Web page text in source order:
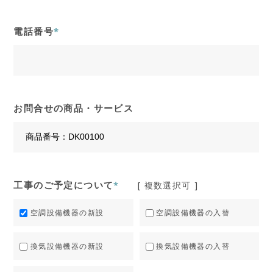
電話番号*
お問合せの商品・サービス
工事のご予定について* [ 複数選択可 ]
空調設備機器の新設 空調設備機器の入替
換気設備機器の新設 換気設備機器の入替